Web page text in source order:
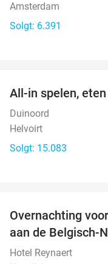
Amsterdam
Solgt: 6.391
All-in spelen,
Duinoord
Helvoirt
Solgt: 15.083
Overnachting
aan de Belgisch-
Hotel Reynaert